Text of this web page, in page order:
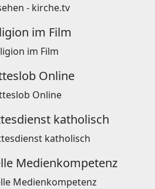
- kirche.tv
im Film
Online
katholisch
Medienkompetenz